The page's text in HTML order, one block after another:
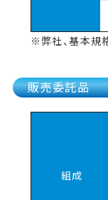
※弊社、基本規
販売委託品
組成